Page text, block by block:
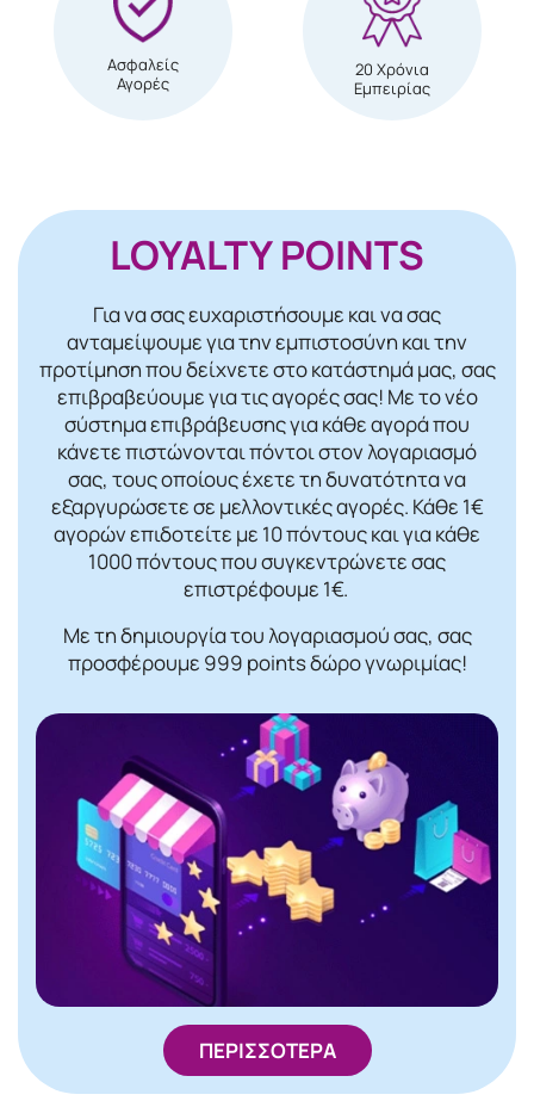
Ασφαλείς
Αγορές
20 Χρόνια
Εμπειρίας
LOYALTY POINTS
Για να σας ευχαριστήσουμε και να σας
ανταμείψουμε για την εμπιστοσύνη και την
προτίμηση που δείχνετε στο κατάστημά μας, σας
επιβραβεύουμε για τις αγορές σας! Mε το νέο
σύστημα επιβράβευσης για κάθε αγορά που
κάνετε πιστώνονται πόντοι στον λογαριασμό
σας, τους οποίους έχετε τη δυνατότητα να
εξαργυρώσετε σε μελλοντικές αγορές. Κάθε 1€
αγορών επιδοτείτε με 10 πόντους και για κάθε
1000 πόντους που συγκεντρώνετε σας
επιστρέφουμε 1€.
Με τη δημιουργία του λογαριασμού σας, σας
προσφέρουμε 999 points δώρο γνωριμίας!
ΠΕΡΙΣΣΟΤΕΡΑ